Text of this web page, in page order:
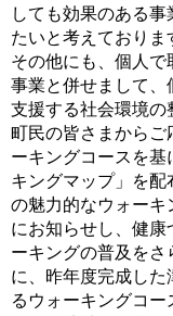
しても効果のある事
たいと考えておりま
その他にも、個人で
事業と併せまして、
支援する社会環境の
町民の皆さまからご
ーキングコースを基
キングマップ」を配
の魅力的なウォーキ
にお知らせし、健康
ーキングの普及をさ
に、昨年度完成した
るウォーキングコ